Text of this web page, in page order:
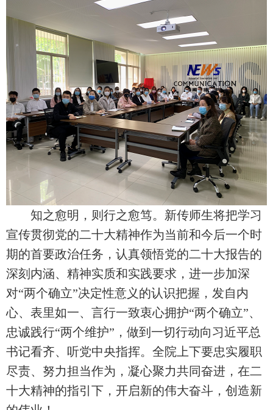
知之愈明，则行之愈笃。新传师生将把学习
宣传贯彻党的二十大精神作为当前和今后一个时
期的首要政治任务，认真领悟党的二十大报告的
深刻内涵、精神实质和实践要求，进一步加深
对“两个确立”决定性意义的认识把握，发自内
心、表里如一、言行一致衷心拥护“两个确立”、
忠诚践行“两个维护”，做到一切行动向习近平总
书记看齐、听党中央指挥。全院上下要忠实履职
尽责、努力担当作为，凝心聚力共同奋进，在二
十大精神的指引下，开启新的伟大奋斗，创造新